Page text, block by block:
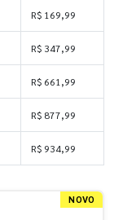
R$ 169,99
R$ 347,99
R$ 661,99
R$ 877,99
R$ 934,99
NOVO